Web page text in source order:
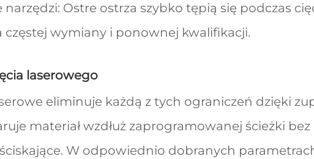
narzędzi: Ostre ostrza szybko tępią się podczas
częstej wymiany i ponownej kwalifikacji.
laserowego
eliminuje każdą z tych ograniczeń dzięki
materiał wzdłuż zaprogramowanej ścieżki
ściskające. W odpowiednio dobranych